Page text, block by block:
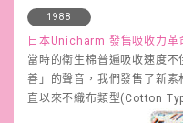
1988
日本Unicharm 發售吸收力革
當時的衛生棉普遍吸收速度
善」的聲音，我們發售了新
直以來不織布類型(Cotton